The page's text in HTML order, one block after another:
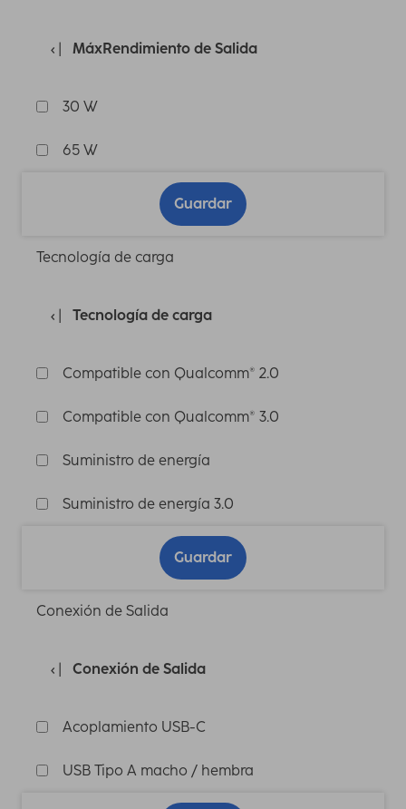
MáxRendimiento de Salida
30 W
65 W
Guardar
Tecnología de carga
Tecnología de carga
Compatible con Qualcomm® 2.0
Compatible con Qualcomm® 3.0
Suministro de energía
Suministro de energía 3.0
Guardar
Conexión de Salida
Conexión de Salida
Acoplamiento USB-C
USB Tipo A macho / hembra